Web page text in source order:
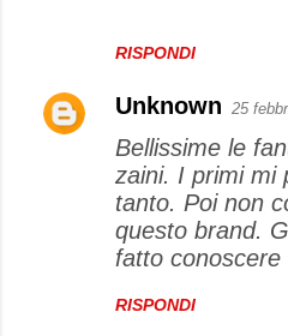
RISPONDI
Unknown 25
Bellissime le
zaini. I primi mi
tanto. Poi non
questo brand.
fatto conoscere
RISPONDI